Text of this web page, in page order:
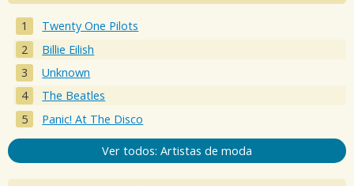
Twenty One Pilots
Billie Eilish
Unknown
The Beatles
Panic! At The Disco
Ver todos: Artistas de moda